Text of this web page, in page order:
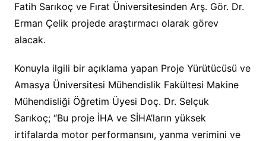
Fatih Sarıkoç ve Fırat Üniversitesinden Arş. Gör. Dr.
Erman Çelik projede araştırmacı olarak görev
alacak.
Konuyla ilgili bir açıklama yapan Proje Yürütücüsü ve
Amasya Üniversitesi Mühendislik Fakültesi Makine
Mühendisliği Öğretim Üyesi Doç. Dr. Selçuk
Sarıkoç; “Bu proje İHA ve SİHA’ların yüksek
irtifalarda motor performansını, yanma verimini ve